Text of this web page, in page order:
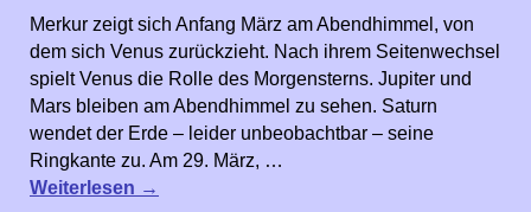
Merkur zeigt sich Anfang März am Abendhimmel, von
dem sich Venus zurückzieht. Nach ihrem Seitenwechsel
spielt Venus die Rolle des Morgensterns. Jupiter und
Mars bleiben am Abendhimmel zu sehen. Saturn
wendet der Erde – leider unbeobachtbar – seine
Ringkante zu. Am 29. März, …
Weiterlesen →